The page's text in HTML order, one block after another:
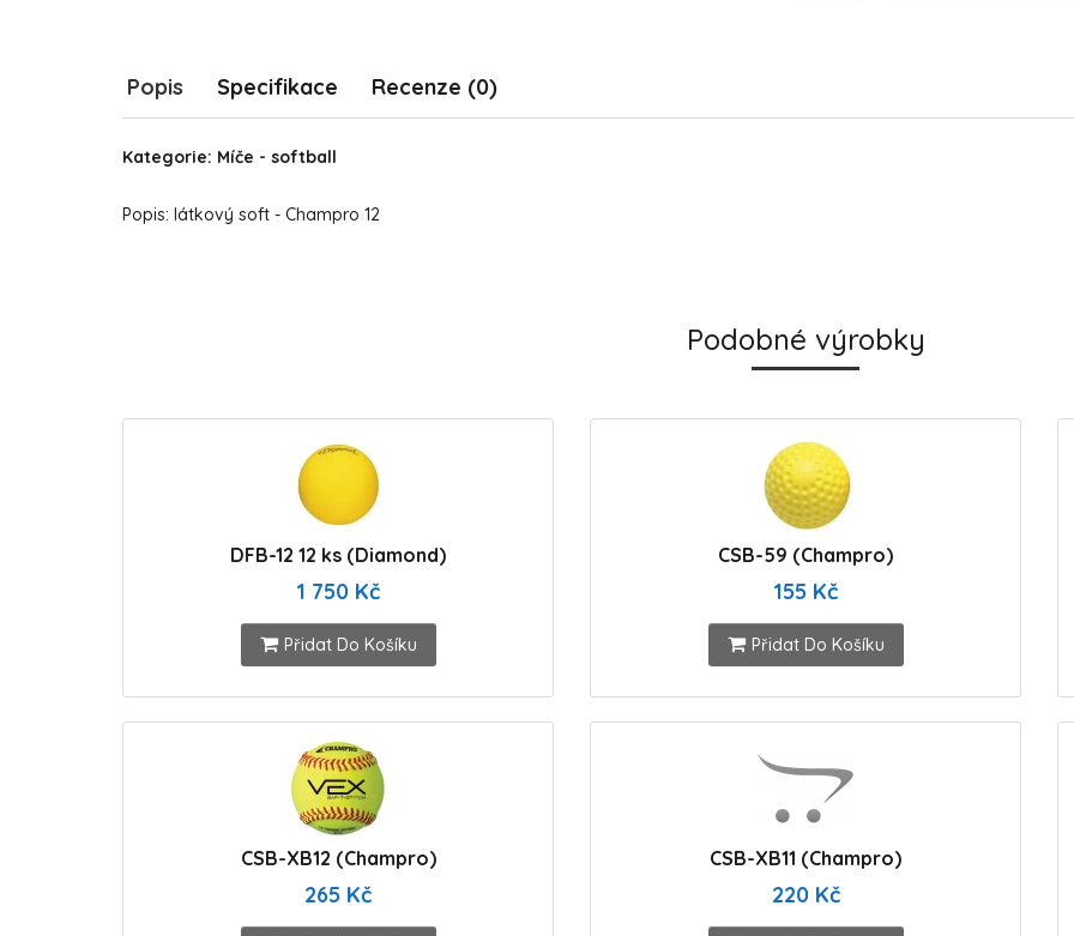
Popis Specifikace Recenze (0)
Kategorie: Míče - softball
Popis: látkový soft - Champro 12
Podobné výrobky
DFB-12 12 ks (Diamond)
1 750 Kč
Přidat Do Košíku
CSB-59 (Champro)
155 Kč
Přidat Do Košíku
CSB-XB12 (Champro)
265 Kč
CSB-XB11 (Champro)
220 Kč